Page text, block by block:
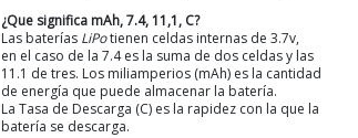
¿Que significa mAh, 7.4, 11,1, C?
Las baterías LiPotienen celdas internas de 3.7v,
en el caso de la 7.4 es la suma de dos celdas y las
11.1 de tres. Los miliamperios (mAh) es la cantidad
de energía que puede almacenar la batería.
La Tasa de Descarga (C) es la rapidez con la que la
batería se descarga.